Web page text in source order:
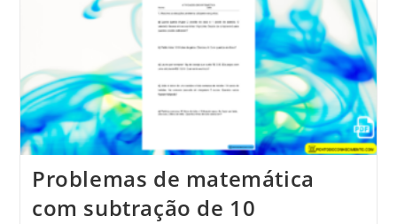
Problemas de matemática
com subtração de 10